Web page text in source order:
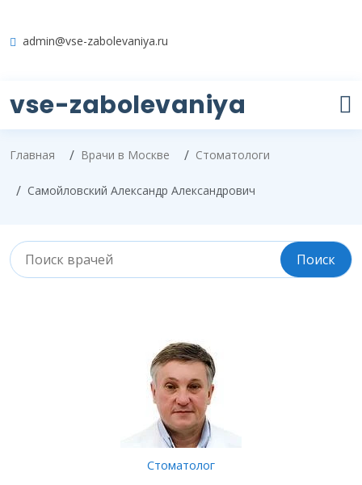
admin@vse-zabolevaniya.ru
vse-zabolevaniya
Главная Врачи в Москве Стоматологи
Самойловский Александр Александрович
Стоматолог